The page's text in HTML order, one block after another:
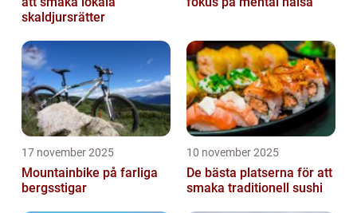
skaldjursrätter
17 november 2025
Mountainbike på farliga
bergsstigar
10 november 2025
De bästa platserna för att
smaka traditionell sushi